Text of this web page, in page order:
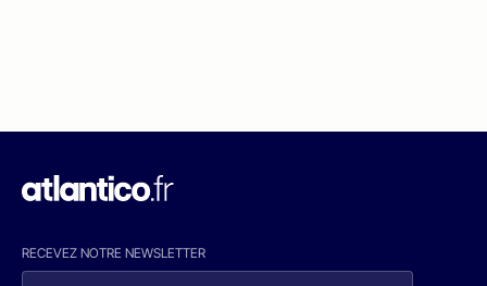
RECEVEZ NOTRE NEWSLETTER